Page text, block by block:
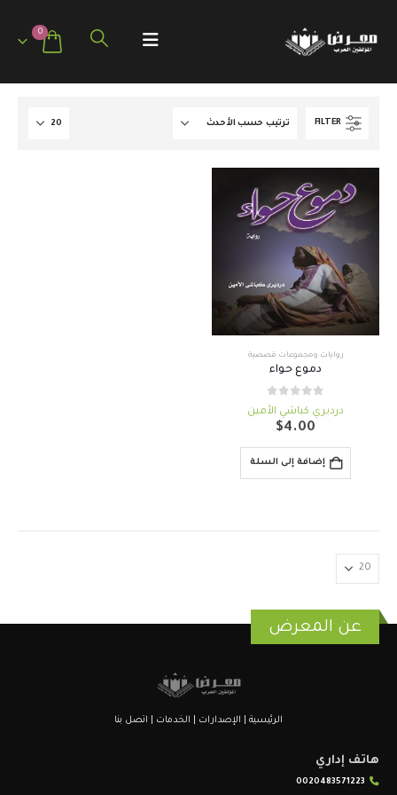
0
FILTER
روايات ومجموعات قصصية
دموع حواء
درديري كباشي الأمين
$4.00
إضافة إلى السلة
عن المعرض
الرئيسية الإصدارات الخدمات اتصل بنا
هاتف إداري
0020483571223